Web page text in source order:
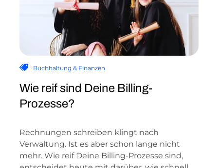
Buchhaltung & Finanzen
Wie reif sind Deine Billing-
Prozesse?
Rechnungen schreiben klingt nach
Verwaltung. Ist es aber schon lange nicht
mehr. Wie reif Deine Billing-Prozesse sind,